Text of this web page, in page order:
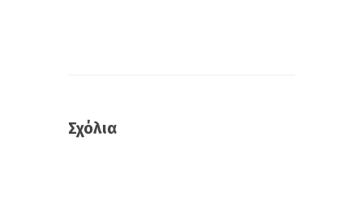
Σχόλια